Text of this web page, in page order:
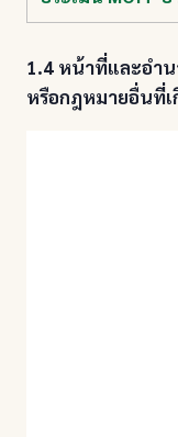
1.4 หน้าที่และอำ
หรือกฎหมายอื่นที่เ